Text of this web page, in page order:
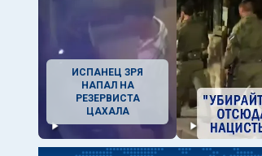
ИСПАНЕЦ ЗРЯ
НАПАЛ НА
РЕЗЕРВИСТА
ЦАХАЛА